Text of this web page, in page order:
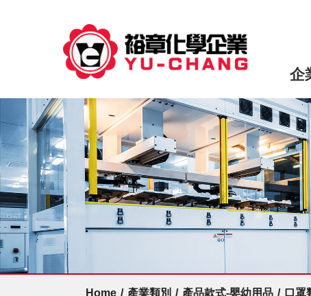
企
Home / 產業類別 / 產品款式-嬰幼用品 / 口罩